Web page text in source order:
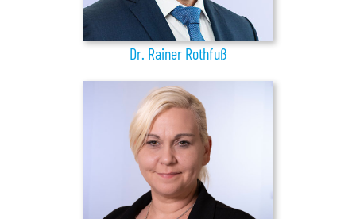
Dr. Rainer Rothfuß